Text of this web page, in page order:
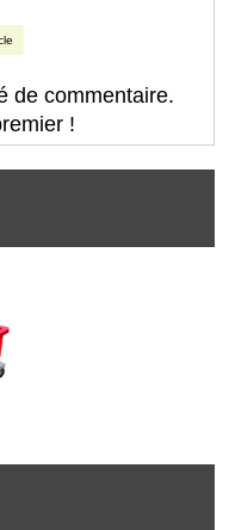
de commentaire.
!